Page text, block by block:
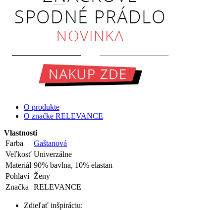
O produkte
O značke RELEVANCE
Vlastnosti
Farba
Gaštanová
Veľkosť Univerzálne
Materiál 90% bavlna, 10% elastan
Pohlaví Ženy
Značka
RELEVANCE
Zdieľať inšpiráciu: